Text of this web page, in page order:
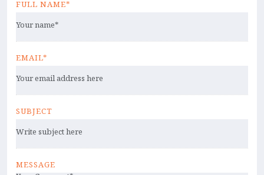
FULL NAME*
EMAIL*
SUBJECT
MESSAGE